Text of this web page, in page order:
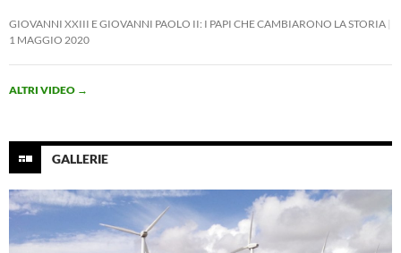
GIOVANNI XXIII E GIOVANNI PAOLO II: I PAPI CHE CAMBIARONO LA STORIA
1 MAGGIO 2020
ALTRI VIDEO →
GALLERIE